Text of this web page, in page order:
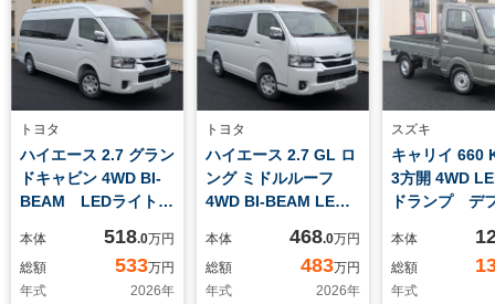
トヨタ
ハイエース 2.7 グラン
ドキャビン 4WD BI-
BEAM LEDライト
本体 518.0万円
総額
533万円
年式
2026年
トヨタ
ハイエース 2.7 GL ロ
ング ミドルルーフ
4WD BI-BEAM LED
冷地
本体 468.0万円
総額
483万円
年式
2026年
スズキ
キャリイ 660
3方開 4WD
ドランプ デ
本体
総額
年式